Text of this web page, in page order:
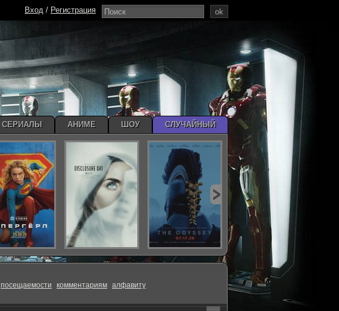
посещаемости комментариям алфавиту
ok
Вход / Регистрация
СЕРИАЛЫ АНИМЕ ШОУ СЛУЧАЙНЫЙ